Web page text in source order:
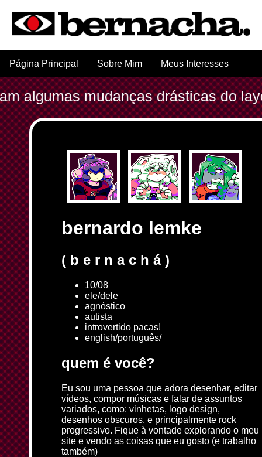
Página Principal Sobre Mim Meus Interesses
mudanças drásticas do layout //
bernardo lemke
( b e r n a c h á )
10/08
ele/dele
agnóstico
autista
introvertido pacas!
english/português/
quem é você?
Eu sou uma pessoa que adora desenhar, editar
vídeos, compor músicas e falar de assuntos
variados, como: vinhetas, logo design,
desenhos obscuros, e principalmente rock
progressivo. Fique à vontade explorando o meu
site e vendo as coisas que eu gosto (e trabalho
também)